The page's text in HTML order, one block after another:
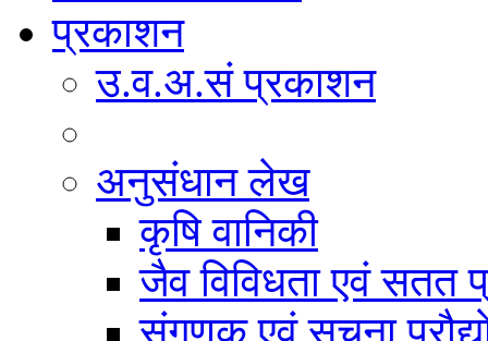
प्रकाशन
उ.व.अ.सं प्रकाशन
अनुसंधान लेख
कृषि वानिकी
जैव विविधता एवं सतत